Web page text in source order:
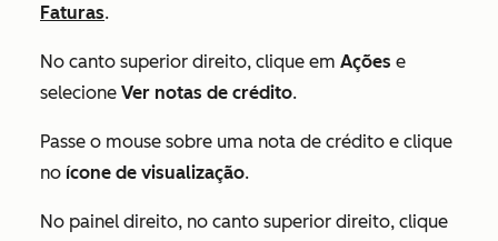
Faturas.
No canto superior direito, clique em Ações e
selecione Ver notas de crédito.
Passe o mouse sobre uma nota de crédito e clique
no ícone de visualização.
No painel direito, no canto superior direito, clique